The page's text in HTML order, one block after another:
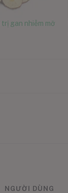
gan nhiễm mỡ
NGƯỜI DÙNG